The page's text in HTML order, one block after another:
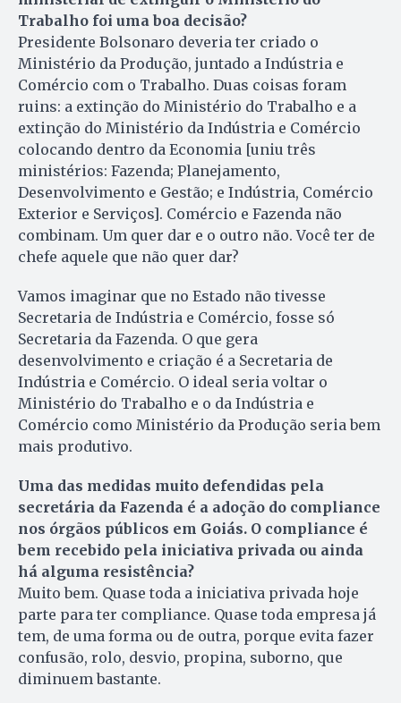
Trabalho foi uma boa decisão?
Presidente Bolsonaro deveria ter criado o
Ministério da Produção, juntado a Indústria e
Comércio com o Trabalho. Duas coisas foram
ruins: a extinção do Ministério do Trabalho e a
extinção do Ministério da Indústria e Comércio
colocando dentro da Economia [uniu três
ministérios: Fazenda; Planejamento,
Desenvolvimento e Gestão; e Indústria, Comércio
Exterior e Serviços]. Comércio e Fazenda não
combinam. Um quer dar e o outro não. Você ter de
chefe aquele que não quer dar?
Vamos imaginar que no Estado não tivesse
Secretaria de Indústria e Comércio, fosse só
Secretaria da Fazenda. O que gera
desenvolvimento e criação é a Secretaria de
Indústria e Comércio. O ideal seria voltar o
Ministério do Trabalho e o da Indústria e
Comércio como Ministério da Produção seria bem
mais produtivo.
Uma das medidas muito defendidas pela
secretária da Fazenda é a adoção do compliance
nos órgãos públicos em Goiás. O compliance é
bem recebido pela iniciativa privada ou ainda
há alguma resistência?
Muito bem. Quase toda a iniciativa privada hoje
parte para ter compliance. Quase toda empresa já
tem, de uma forma ou de outra, porque evita fazer
confusão, rolo, desvio, propina, suborno, que
diminuem bastante.